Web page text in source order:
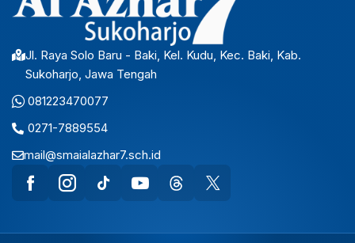
Jl. Raya Solo Baru - Baki, Kel. Kudu, Kec. Baki, Kab.
Sukoharjo, Jawa Tengah
081223470077
0271-7889554
mail@smaialazhar7.sch.id